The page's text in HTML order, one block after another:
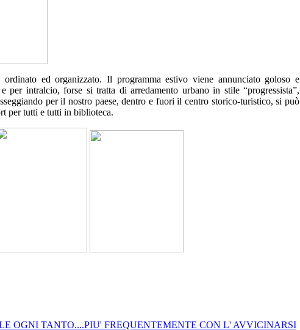
ed organizzato. Il programma estivo viene annunciato goloso e
intralcio, forse si tratta di arredamento urbano in stile “progressista”,
per il nostro paese, dentro e fuori il centro storico-turistico, si può
per tutti e tutti in biblioteca.
OGNI TANTO....PIU' FREQUENTEMENTE CON L' AVVICINARSI